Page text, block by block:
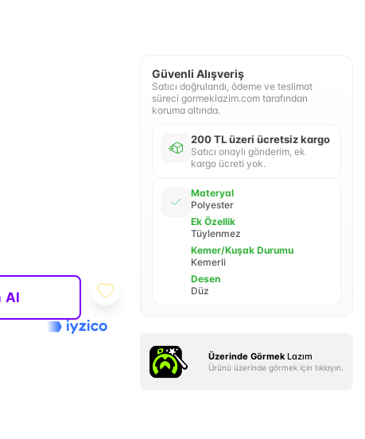
Al
Güvenli Alışveriş
Satıcı doğrulandı, ödeme ve teslimat
süreci gormeklazim.com tarafından
koruma altında.
200 TL üzeri ücretsiz kargo
Satıcı onaylı gönderim, ek
kargo ücreti yok.
Materyal
Polyester
Ek Özellik
Tüylenmez
Kemer/Kuşak Durumu
Kemerli
Desen
Düz
Üzerinde Görmek Lazım
Ürünü üzerinde görmek için tıklayın.